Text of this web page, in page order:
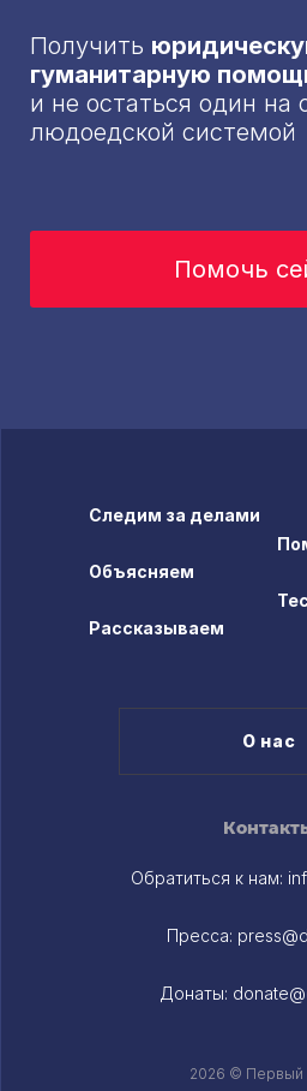
Получить
гуманитарную
и не остаться один на
людоедской системой
Помочь
Обратиться к нам:
Пресса:
Донаты:
Следим за делами
Объясняем
Рассказываем
О нас
2026 © Первый